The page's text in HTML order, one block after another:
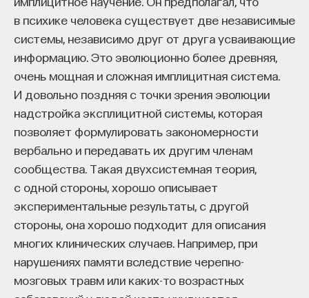
в психике человека существует две независимые
системы, независимо друг от друга усваивающие
информацию. Это эволюционно более древняя,
очень мощная и сложная имплицитная система.
И довольно поздняя с точки зрения эволюции
надстройка эксплицитной системы, которая
позволяет формулировать закономерности
вербально и передавать их другим членам
сообщества. Такая двухсистемная теория,
с одной стороны, хорошо описывает
экспериментальные результаты, с другой
стороны, она хорошо подходит для описания
многих клинических случаев. Например, при
нарушениях памяти вследствие черепно-
мозговых травм или каких-то возрастных